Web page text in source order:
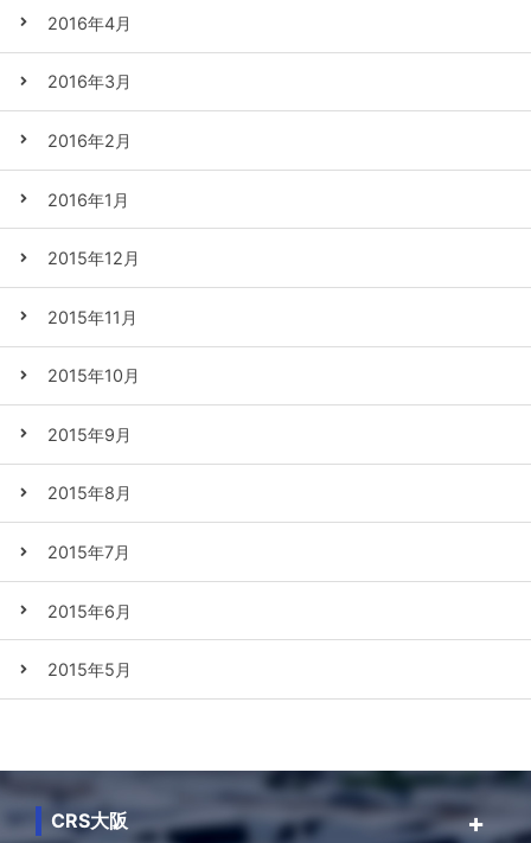
2016年4月
2016年3月
2016年2月
2016年1月
2015年12月
2015年11月
2015年10月
2015年9月
2015年8月
2015年7月
2015年6月
2015年5月
CRS大阪